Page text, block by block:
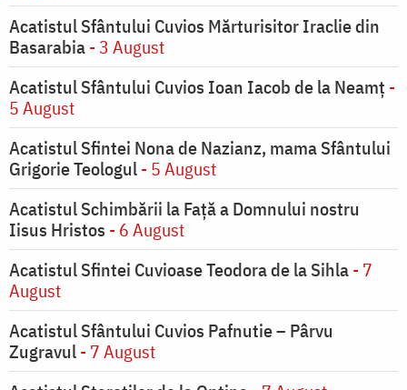
Acatistul Sfântului Cuvios Mărturisitor Iraclie din
Basarabia- 3 August
Acatistul Sfântului Cuvios Ioan Iacob de la Neamț -
5 August
Acatistul Sfintei Nona de Nazianz, mama Sfântului
Grigorie Teologul- 5 August
Acatistul Schimbării la Faţă a Domnului nostru
Iisus Hristos - 6 August
Acatistul Sfintei Cuvioase Teodora de la Sihla- 7
August
Acatistul Sfântului Cuvios Pafnutie – Pârvu
Zugravul- 7 August